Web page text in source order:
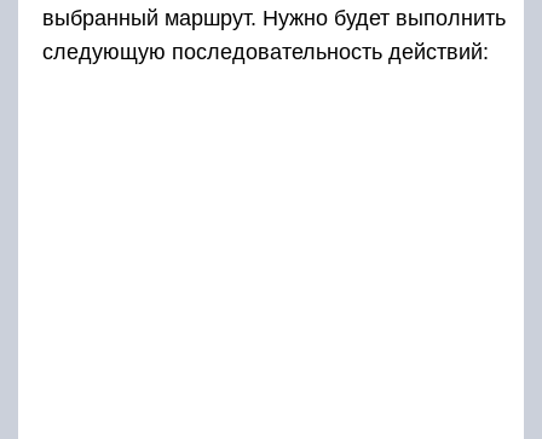
выбранный маршрут. Нужно будет выполнить
следующую последовательность действий: